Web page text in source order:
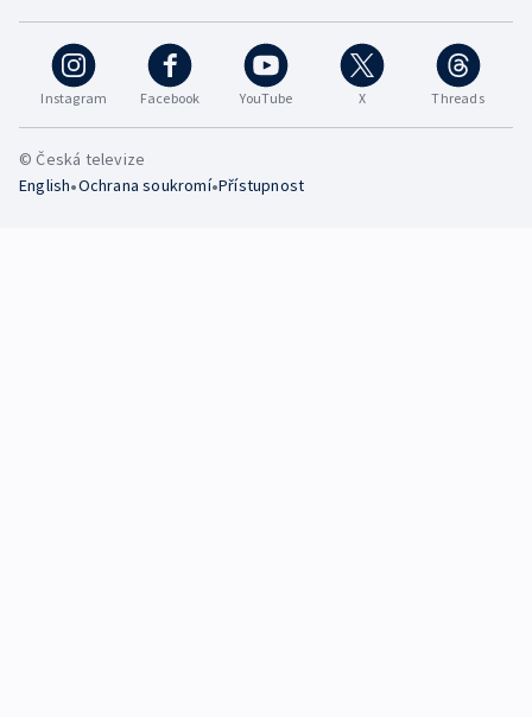
Instagram Facebook YouTube X Threads
© Česká televize
English•Ochrana soukromí•Přístupnost